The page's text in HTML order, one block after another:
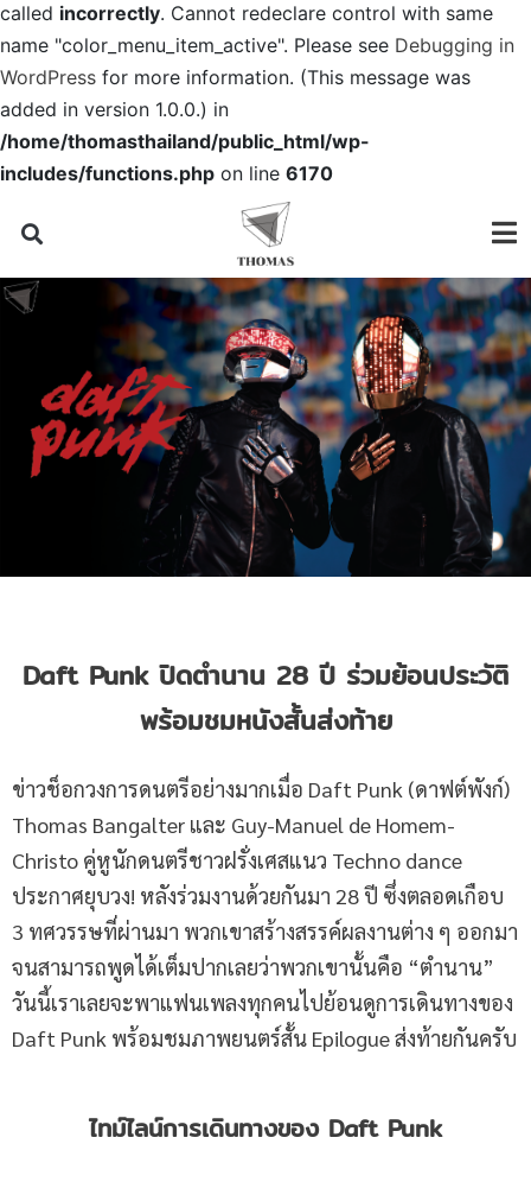
called incorrectly. Cannot redeclare control with same
name "color_menu_item_active". Please see Debugging in
WordPress for more information. (This message was
added in version 1.0.0.) in
/home/thomasthailand/public_html/wp-
includes/functions.php on line 6170
Daft Punk ปิดตำนาน 28 ปี ร่วมย้อนประวัติ
พร้อมชมหนังสั้นส่งท้าย
ข่าวช็อกวงการดนตรีอย่างมากเมื่อ Daft Punk (ดาฟต์พังก์)
Thomas Bangalter และ Guy-Manuel de Homem-
Christo คู่หูนักดนตรีชาวฝรั่งเศสแนว Techno dance
ประกาศยุบวง! หลังร่วมงานด้วยกันมา 28 ปี ซึ่งตลอดเกือบ
3 ทศวรรษที่ผ่านมา พวกเขาสร้างสรรค์ผลงานต่าง ๆ ออกมา
จนสามารถพูดได้เต็มปากเลยว่าพวกเขานั้นคือ “ตำนาน”
วันนี้เราเลยจะพาแฟนเพลงทุกคนไปย้อนดูการเดินทางของ
Daft Punk พร้อมชมภาพยนตร์สั้น Epilogue ส่งท้ายกันครับ
ไทม์ไลน์การเดินทางของ Daft Punk